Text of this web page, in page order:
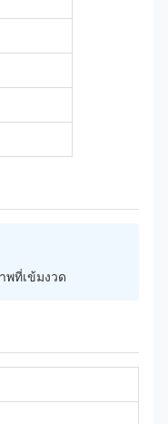
ที่เข้มงวด